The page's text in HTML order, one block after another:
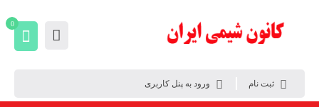
ثبت نام ورود به پنل کاربری
0